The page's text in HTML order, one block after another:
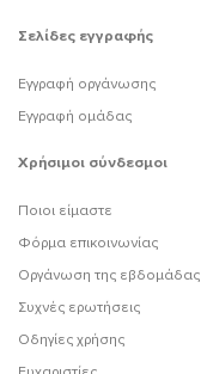
Σελίδες εγγραφής
Εγγραφή οργάνωσης
Εγγραφή ομάδας
Χρήσιμοι σύνδεσμοι
Ποιοι είμαστε
Φόρμα επικοινωνίας
Οργάνωση της εβδομάδας
Συχνές ερωτήσεις
Οδηγίες χρήσης